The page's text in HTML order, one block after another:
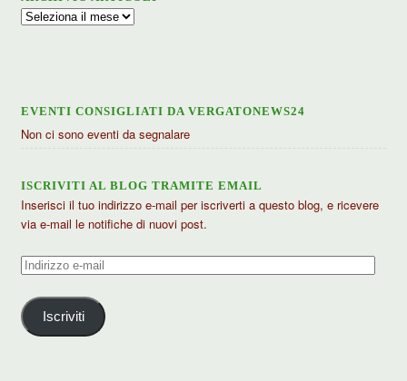
Archivio
EVENTI CONSIGLIATI DA VERGATONEWS24
Non ci sono eventi da segnalare
ISCRIVITI AL BLOG TRAMITE EMAIL
Inserisci il tuo indirizzo e-mail per iscriverti a questo blog, e ricevere
via e-mail le notifiche di nuovi post.
Indirizzo
mail
Iscriviti